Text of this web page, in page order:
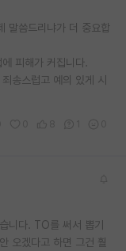
말씀드리냐가 더 중요합
피해가 커집니다.
송스럽고 예의 있게 시
니다. TO를 써서 뽑기
오겠다고 하면 그건 훨